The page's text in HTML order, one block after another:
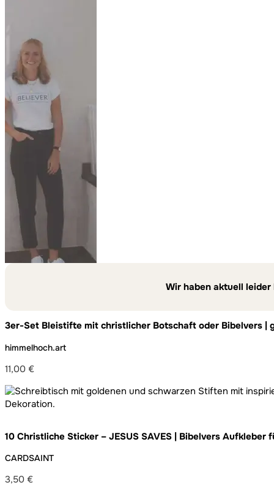
Wir haben aktuell
3er-Set Bleistifte mit christlicher Botschaft oder Bibelvers |
himmelhoch.art
11,00 €
10 Christliche Sticker – JESUS SAVES | Bibelvers Aufkleber
CARDSAINT
3,50 €